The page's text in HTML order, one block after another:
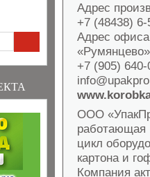
Адрес
+7 (48438) 6-
Адрес
+7 (905)
ООО
работающая
цикл
картона и
Компания